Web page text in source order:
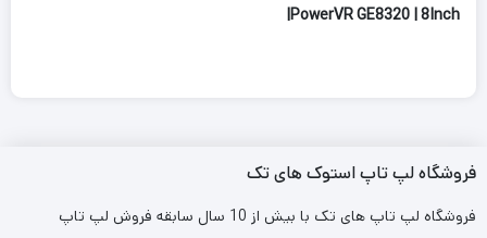
|PowerVR GE8320 | 8Inch
فروشگاه لپ تاپ استوک های تک
فروشگاه لپ تاپ های تک با بیش از 10 سال سابقه فروش لپ تاپ